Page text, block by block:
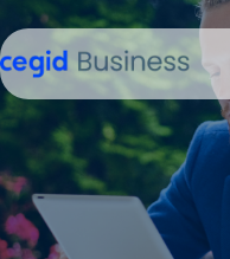
Sobre nós
Contabilistas
Empresários
ContactosLogin